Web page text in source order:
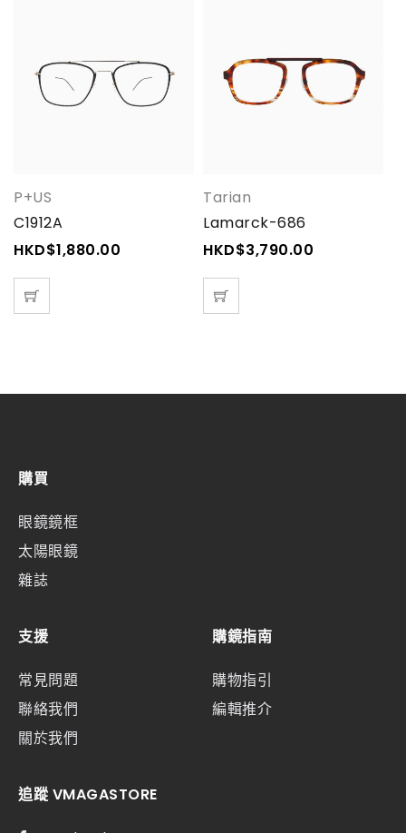
P+US
C1912A
HKD$1,880.00
Tarian
Lamarck-686
HKD$3,790.00
購買
眼鏡鏡框
太陽眼鏡
雜誌
支援
常見問題
聯絡我們
關於我們
購鏡指南
購物指引
編輯推介
追蹤 VMAGASTORE